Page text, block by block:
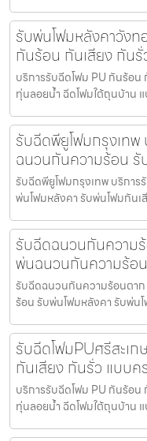
รับพ่นโฟมหลังคาวังท
กันร้อน กันเสียง กัน
บริการรับฉีดโฟม PU กันร้อน
ทุ่นลอยน้ำ ฉีดโฟมใต้ถุนบ้าน
รับฉีดพียูโฟมกรุงเท
ฉนวนกันความร้อน รั
รับฉีดพียูโฟมกรุงเทพ บริกา
พ่นโฟมหลังคา รับพ่นโฟมกันเ
รับฉีดฉนวนกันความ
พ่นฉนวนกันความร้อ
รับฉีดฉนวนกันความร้อนตา
ร้อน รับพ่นโฟมหลังคา รับพ่น
รับฉีดโฟมPUศรีสะเ
กันเสียง กันรั่ว แบบค
บริการรับฉีดโฟม PU กันร้อน
ทุ่นลอยน้ำ ฉีดโฟมใต้ถุนบ้าน